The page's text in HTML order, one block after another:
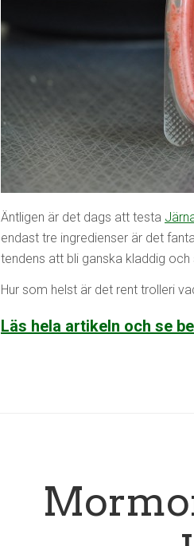
Äntligen är det dags att testa
endast tre ingredienser är det
tendens att bli ganska kladdig och
Hur som helst är det rent trolleri
Läs hela artikeln och se